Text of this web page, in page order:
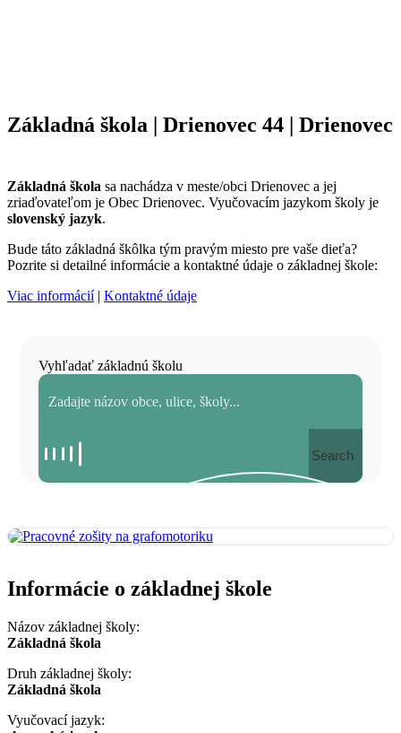
Základná škola | Drienovec 44 | Drienovec
Základná škola sa nachádza v meste/obci Drienovec a jej
zriaďovateľom je Obec Drienovec. Vyučovacím jazykom školy je
slovenský jazyk.
Bude táto základná škôlka tým pravým miesto pre vaše dieťa?
Pozrite si detailné informácie a kontaktné údaje o základnej škole:
Viac informácií| Kontaktné údaje
Vyhľadať základnú školu
Search
Informácie o základnej škole
Názov základnej školy:
Základná škola
Druh základnej školy:
Základná škola
Vyučovací jazyk: